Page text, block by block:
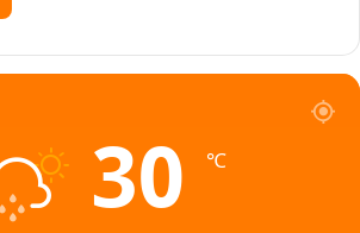
30 ℃